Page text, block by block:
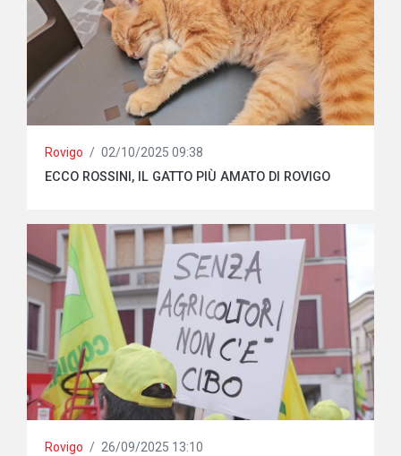
Rovigo / 02/10/2025 09:38
ECCO ROSSINI, IL GATTO PIÙ AMATO DI ROVIGO
Rovigo / 26/09/2025 13:10